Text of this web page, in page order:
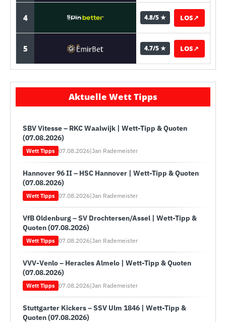
4 4.8/5 ★ LOS↗
5 4.7/5 ★ LOS↗
Aktuelle Wett Tipps
SBV Vitesse – RKC Waalwijk | Wett-Tipp & Quoten
(07.08.2026)
Wett Tipps 07.08.2026|Jan Rademeister
Hannover 96 II – HSC Hannover | Wett-Tipp & Quoten
(07.08.2026)
Wett Tipps 07.08.2026|Jan Rademeister
VfB Oldenburg – SV Drochtersen/Assel | Wett-Tipp &
Quoten (07.08.2026)
Wett Tipps 07.08.2026|Jan Rademeister
VVV-Venlo – Heracles Almelo | Wett-Tipp & Quoten
(07.08.2026)
Wett Tipps 07.08.2026|Jan Rademeister
Stuttgarter Kickers – SSV Ulm 1846 | Wett-Tipp &
Quoten (07.08.2026)